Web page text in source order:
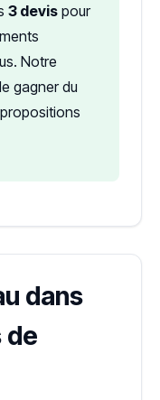
3 devis pour
Notre
gagner du
dans
de